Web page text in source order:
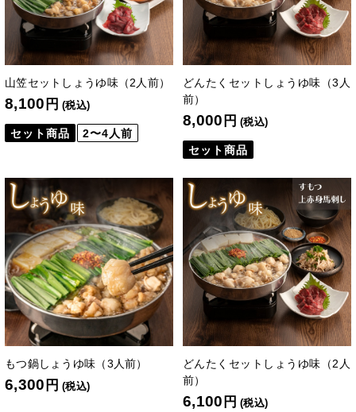
山笠セットしょうゆ味（2人前）
8,100 円 (税込)
セット商品 2〜4人前
どんたくセットしょうゆ味（3人
前）
8,000 円 (税込)
セット商品
もつ鍋しょうゆ味（3人前）
6,300 円 (税込)
どんたくセットしょうゆ味（2人
前）
6,100 円 (税込)